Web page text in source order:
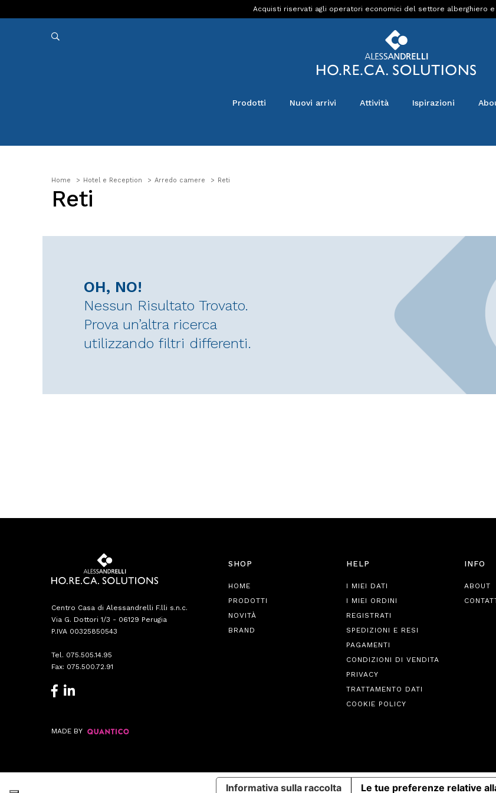
Acquisti riservati agli operatori economici del settore alberghiero
Prodotti Nuovi arrivi Attività Ispirazioni
Home Hotel e Reception Arredo camere Reti
Reti
OH, NO!
Nessun Risultato Trovato.
Prova un’altra ricerca
utilizzando filtri differenti.
Centro Casa di Alessandrelli F.lli s.n.c.
Via G. Dottori 1/3 - 06129 Perugia
P.IVA 00325850543
Tel. 075.505.14.95
Fax: 075.500.72.91
SHOP
HOME
PRODOTTI
NOVITÀ
BRAND
HELP
I MIEI DATI
I MIEI ORDINI
REGISTRATI
SPEDIZIONI E RESI
PAGAMENTI
CONDIZIONI DI VENDITA
PRIVACY
TRATTAMENTO DATI
COOKIE POLICY
INFO
ABOUT
MADE BY
Informativa sulla raccolta Le tue preferenze relative